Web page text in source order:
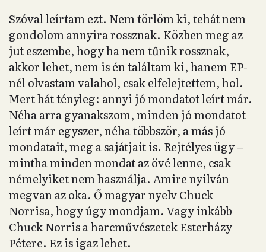
Szóval leírtam ezt. Nem törlöm ki, tehát nem
gondolom annyira rossznak. Közben meg az
jut eszembe, hogy ha nem tűnik rossznak,
akkor lehet, nem is én találtam ki, hanem EP-
nél olvastam valahol, csak elfelejtettem, hol.
Mert hát tényleg: annyi jó mondatot leírt már.
Néha arra gyanakszom, minden jó mondatot
leírt már egyszer, néha többször, a más jó
mondatait, meg a sajátjait is. Rejtélyes ügy –
mintha minden mondat az övé lenne, csak
némelyiket nem használja. Amire nyilván
megvan az oka. Ő magyar nyelv Chuck
Norrisa, hogy úgy mondjam. Vagy inkább
Chuck Norris a harcművészetek Esterházy
Pétere. Ez is igaz lehet.